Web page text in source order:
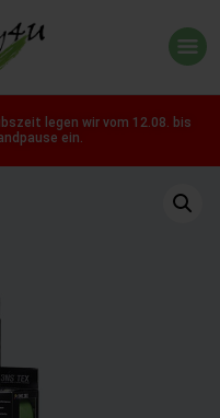
legen wir vom 12.08. bis
ein.